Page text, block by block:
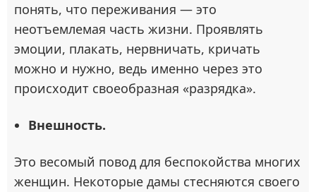
понять, что переживания — это
неотъемлемая часть жизни. Проявлять
эмоции, плакать, нервничать, кричать
можно и нужно, ведь именно через это
происходит своеобразная «разрядка».
Внешность.
Это весомый повод для беспокойства многих
женщин. Некоторые дамы стесняются своего